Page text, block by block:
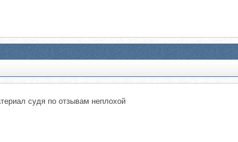
судя по отзывам неплохой